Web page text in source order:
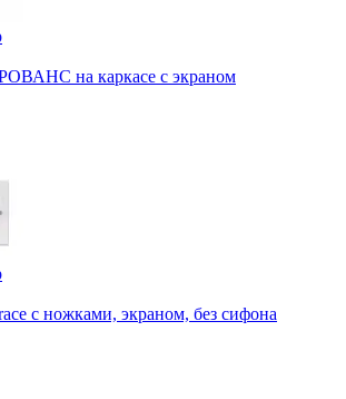
на каркасе с экраном
с ножками, экраном, без сифона